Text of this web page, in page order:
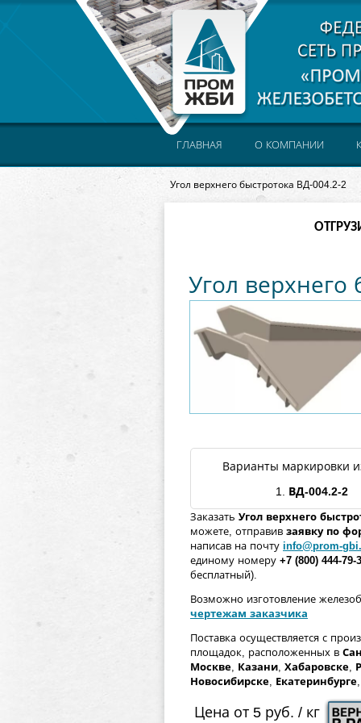
Угол верхнего быстротока ВД-004.2-2
ГЛАВНАЯ О КОМПАНИИ
Угол верхнего
Варианты маркировки
1. ВД-004.2-2
Заказать Угол верхнего
можете, отправив заявку по
написав на почту info@prom-
единому номеру +7 (800) 444-79-
бесплатный).
Возможно изготовление
чертежам заказчика
Поставка осуществляется с
площадок, расположенных в
Москве, Казани, Хабаровске,
Новосибирске, Екатеринбурге
Цена от 5 руб. / кг